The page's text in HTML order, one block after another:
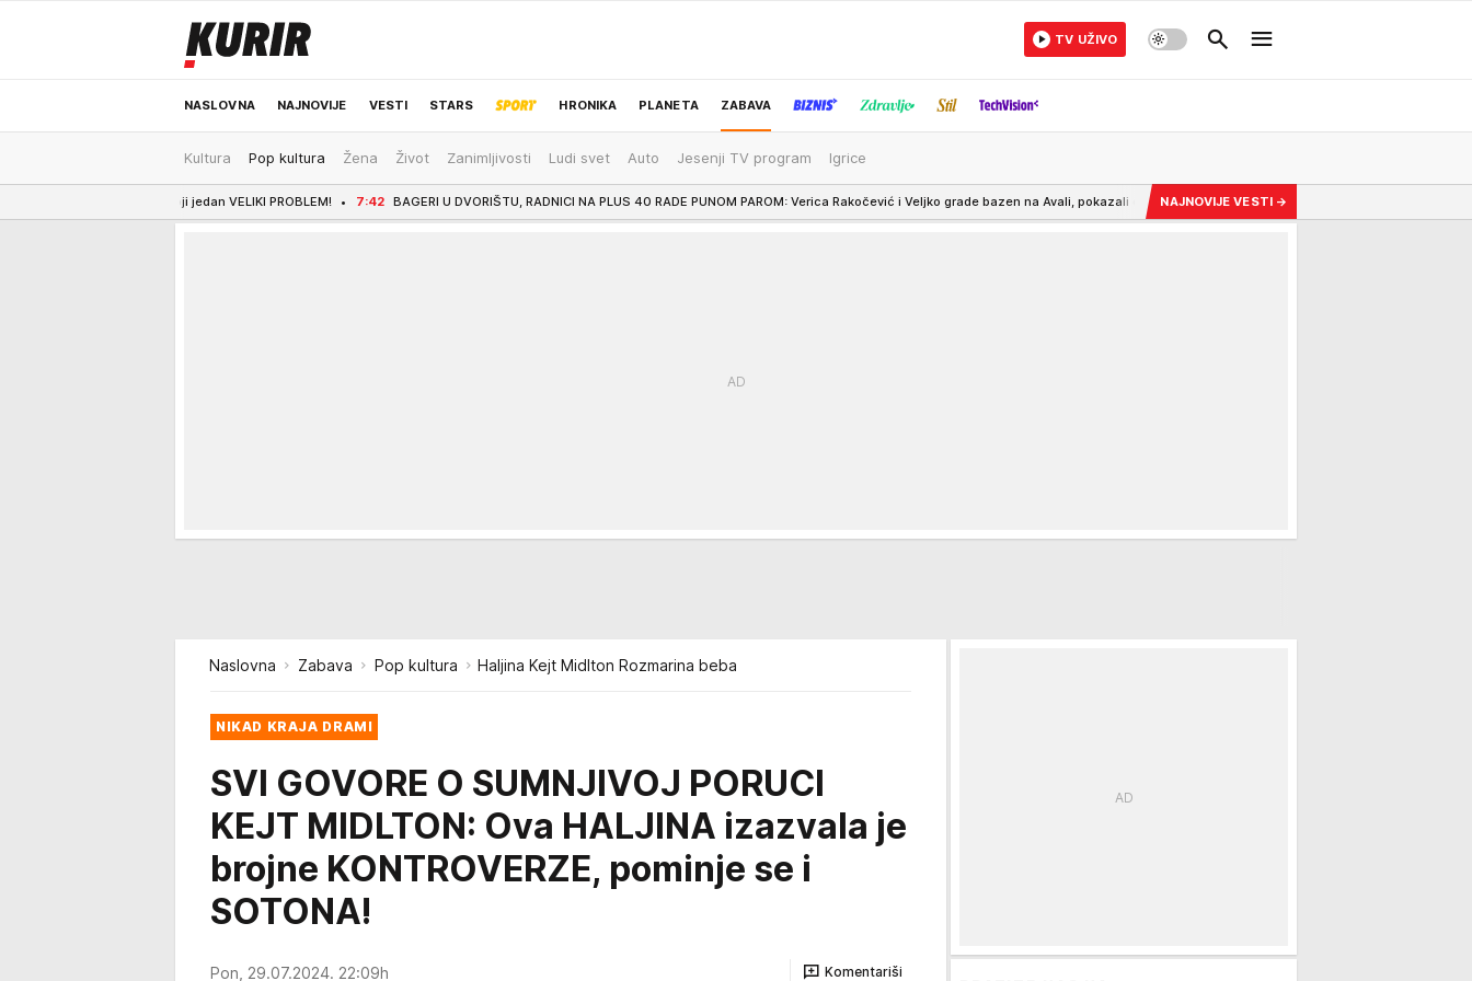
NASLOVNA NAJNOVIJE VESTI STARS HRONIKA PLANETA ZABAVA
ODRŽIVA BUDUĆNOST REGION NEWS IZBOR UREDNIKA
TV UŽIVO
Kultura Pop kultura Žena Život Zanimljivosti Ludi svet Auto Jesenji TV program Igrice
7:42 BAGERI U DVORIŠTU, RADNICI NA PLUS 40 RADE PUNOM PAROM: Verica Rakočević i Veljko grade bazen na Avali, pokazali dokle su stigli 7:35 "Na cesti Petrovačkoj izbjeglice i trista djece u koloni"
NAJNOVIJE VESTI →
Naslovna Zabava Pop kultura Haljina Kejt Midlton Rozmarina beba
NIKAD KRAJA DRAMI
SVI GOVORE O SUMNJIVOJ PORUCI
KEJT MIDLTON: Ova HALJINA izazvala je
brojne KONTROVERZE, pominje se i
SOTONA!
Pon, 29.07.2024. 22:09h Komentariši